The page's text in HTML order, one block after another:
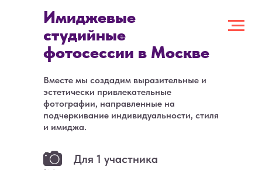
Имиджевые
студийные
фотосессии в Москве
Вместе мы создадим выразительные и
эстетически привлекательные
фотографии, направленные на
подчеркивание индивидуальности, стиля
и имиджа.
Для 1 участника